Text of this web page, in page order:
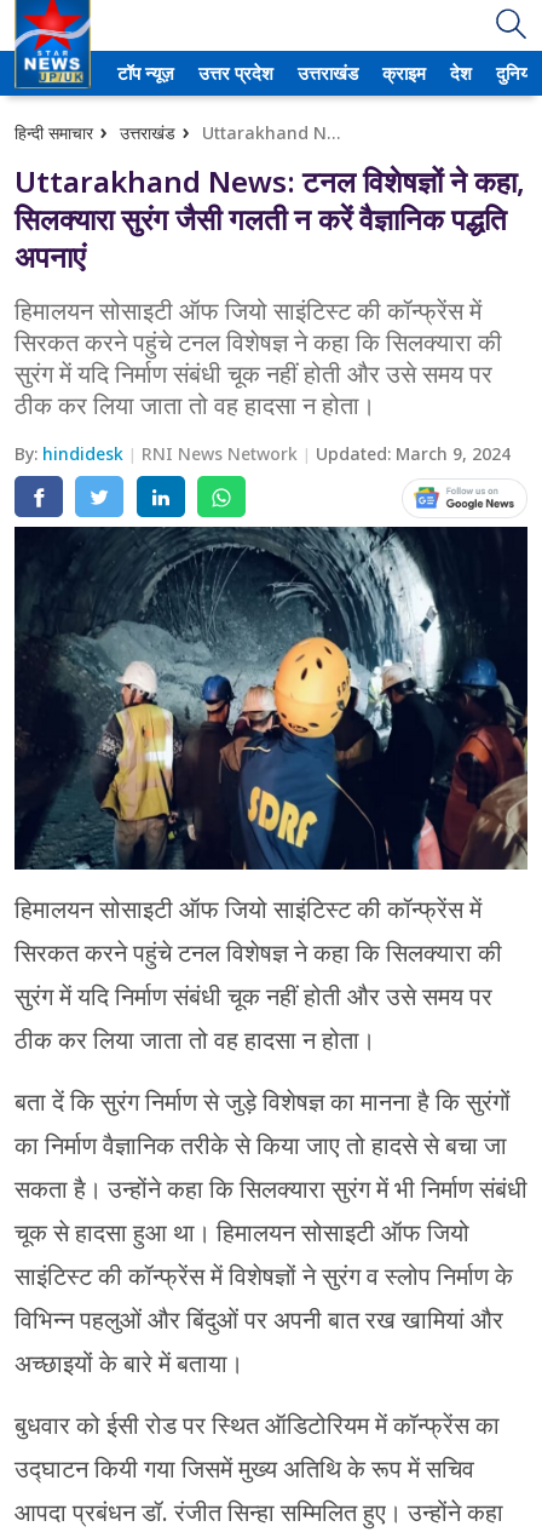
टॉप न्यूज़ उत्तर प्रदेश उत्तराखंड क्राइम देश दुनिया
हिन्दी समाचार उत्तराखंड Uttarakhand News: टनल विशेषज्ञों ने कहा, सिलक्यारा सुरंग जैसी गलती न करें वैज्ञानिक पद्धति अपनाएं
Uttarakhand News: टनल विशेषज्ञों ने कहा,
सिलक्यारा सुरंग जैसी गलती न करें वैज्ञानिक पद्धति
अपनाएं
हिमालयन सोसाइटी ऑफ जियो साइंटिस्ट की कॉन्फ्रेंस में
सिरकत करने पहुंचे टनल विशेषज्ञ ने कहा कि सिलक्यारा की
सुरंग में यदि निर्माण संबंधी चूक नहीं होती और उसे समय पर
ठीक कर लिया जाता तो वह हादसा न होता।
By: hindidesk RNI News Network Updated: March 9, 2024
हिमालयन सोसाइटी ऑफ जियो साइंटिस्ट की कॉन्फ्रेंस में
सिरकत करने पहुंचे टनल विशेषज्ञ ने कहा कि सिलक्यारा की
सुरंग में यदि निर्माण संबंधी चूक नहीं होती और उसे समय पर
ठीक कर लिया जाता तो वह हादसा न होता।
बता दें कि सुरंग निर्माण से जुड़े विशेषज्ञ का मानना है कि सुरंगों
का निर्माण वैज्ञानिक तरीके से किया जाए तो हादसे से बचा जा
सकता है। उन्होंने कहा कि सिलक्यारा सुरंग में भी निर्माण संबंधी
चूक से हादसा हुआ था। हिमालयन सोसाइटी ऑफ जियो
साइंटिस्ट की कॉन्फ्रेंस में विशेषज्ञों ने सुरंग व स्लोप निर्माण के
विभिन्न पहलुओं और बिंदुओं पर अपनी बात रख खामियां और
अच्छाइयों के बारे में बताया।
बुधवार को ईसी रोड पर स्थित ऑडिटोरियम में कॉन्फ्रेंस का
उद्घाटन कियी गया जिसमें मुख्य अतिथि के रूप में सचिव
आपदा प्रबंधन डॉ. रंजीत सिन्हा सम्मिलित हुए। उन्होंने कहा
उत्तर प्रदेश
आगरा
कानपुर
प्रयागराज
मेरठ
लखनऊ
उत्तराखंड
अल्मोड़ा
चंपावत
चमोली
देहरादून
नैनीताल
बागेश्वर
हरिद्वार